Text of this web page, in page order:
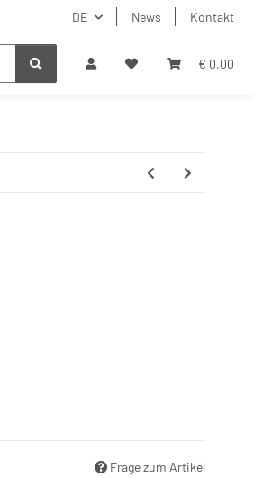
DE News Kontakt
€ 0,00
Frage zum Artikel